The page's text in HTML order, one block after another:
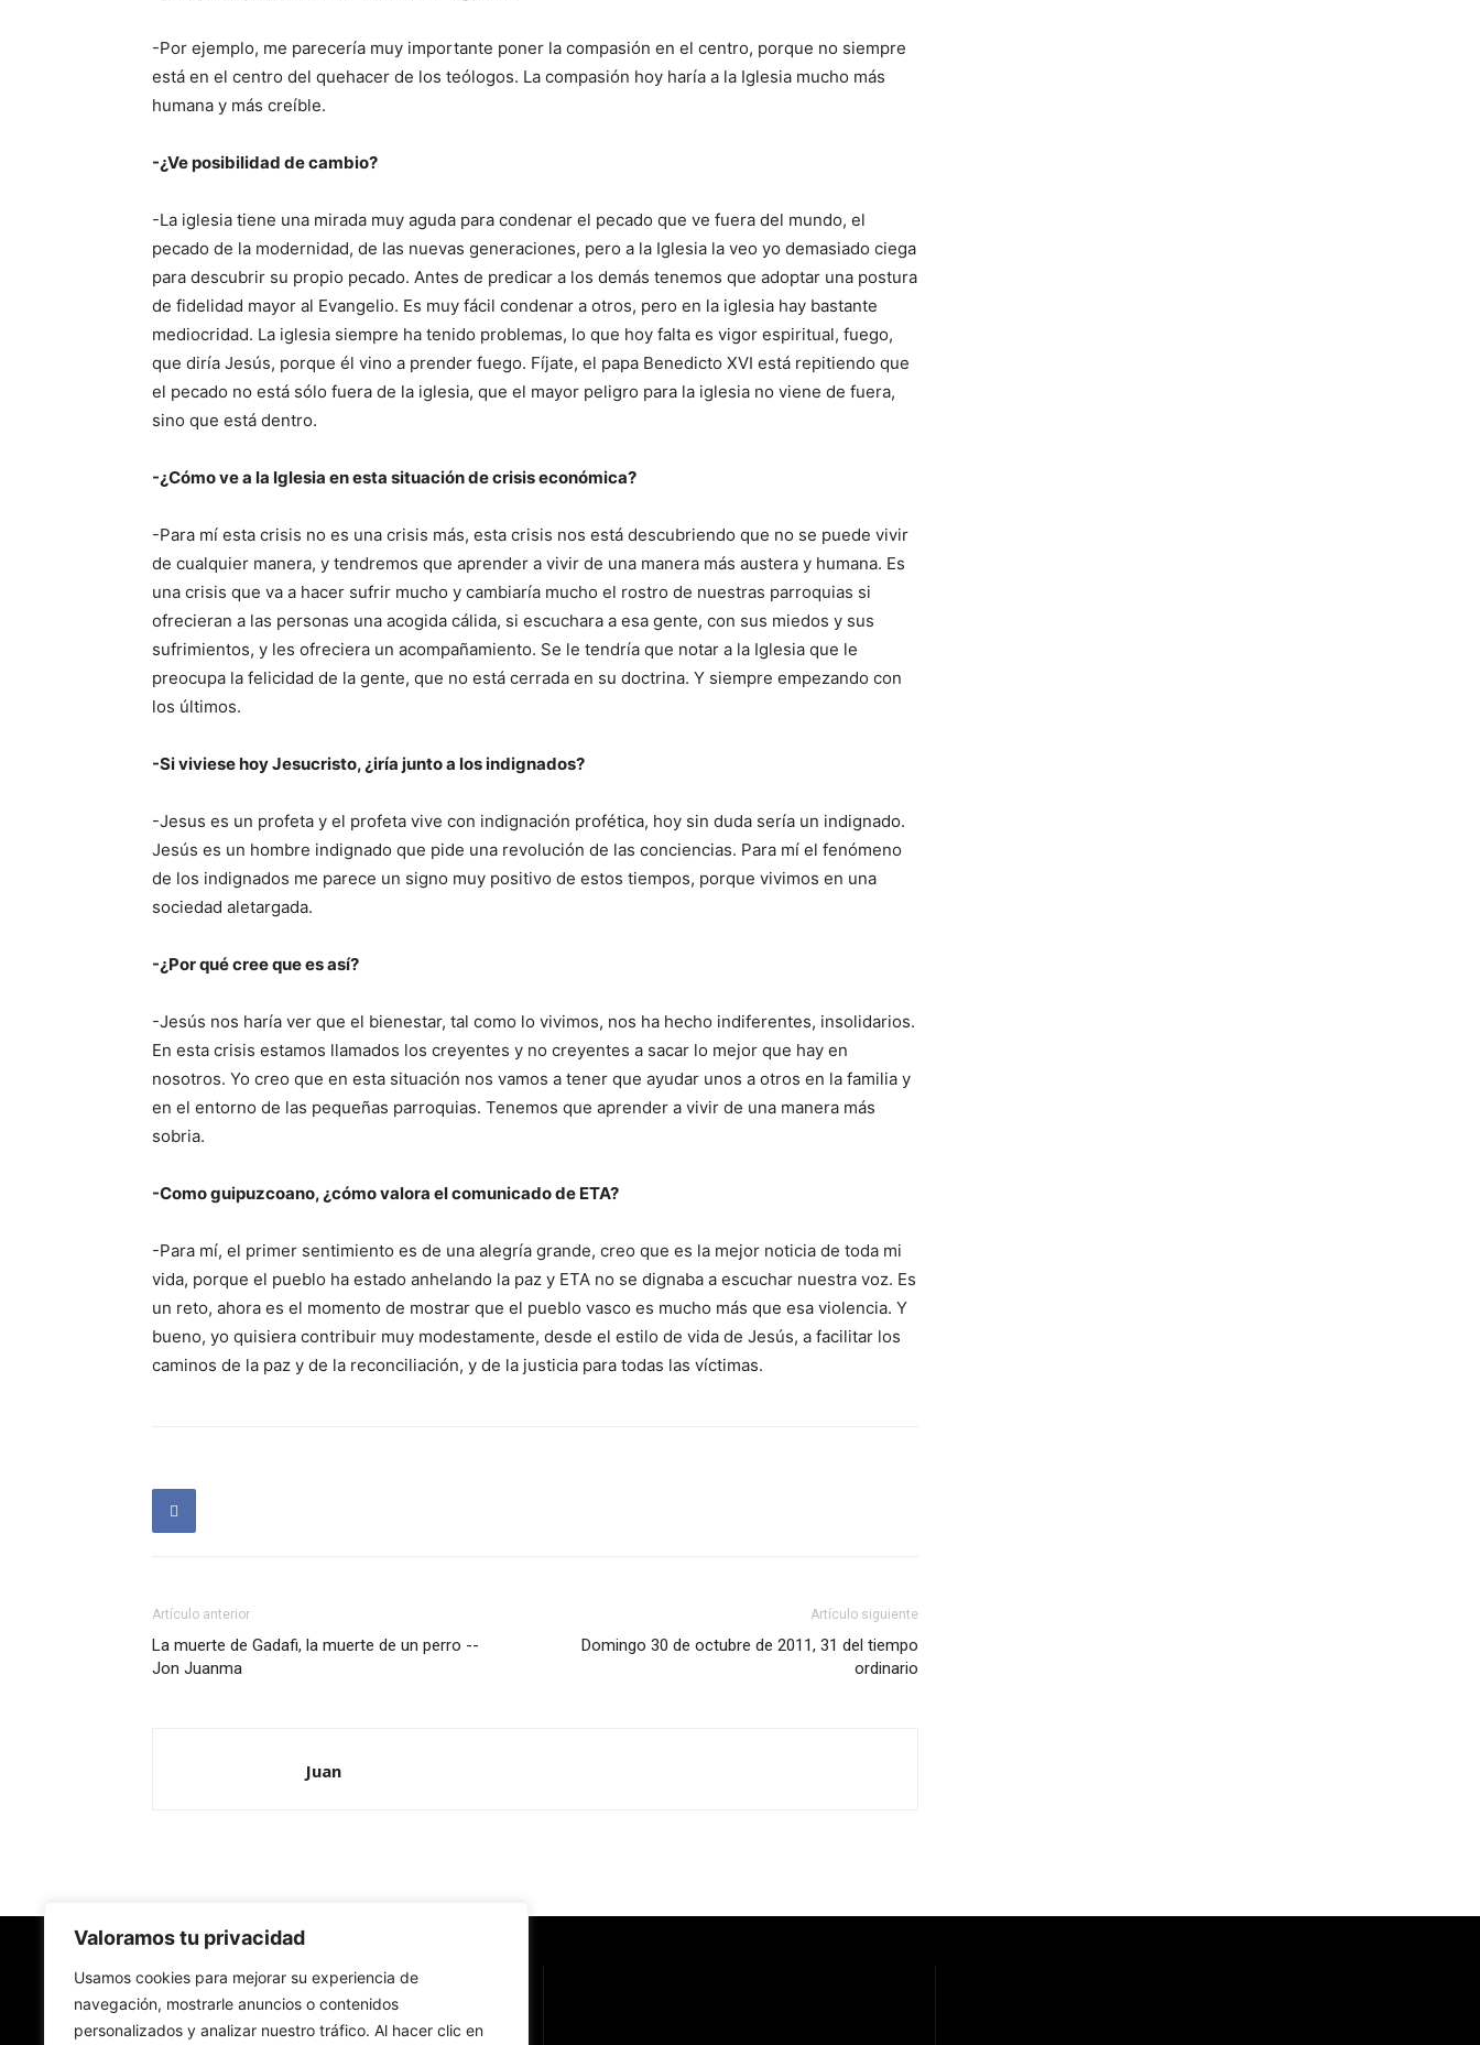
Valoramos tu privacidad
Usamos cookies para mejorar su experiencia de
navegación, mostrarle anuncios o contenidos
personalizados y analizar nuestro tráfico. Al hacer clic en
-Por ejemplo, me parecería muy importante poner la compasión en el centro, porque no siempre
está en el centro del quehacer de los teólogos. La compasión hoy haría a la Iglesia mucho más
humana y más creíble.
-¿Ve posibilidad de cambio?
-La iglesia tiene una mirada muy aguda para condenar el pecado que ve fuera del mundo, el
pecado de la modernidad, de las nuevas generaciones, pero a la Iglesia la veo yo demasiado ciega
para descubrir su propio pecado. Antes de predicar a los demás tenemos que adoptar una postura
de fidelidad mayor al Evangelio. Es muy fácil condenar a otros, pero en la iglesia hay bastante
mediocridad. La iglesia siempre ha tenido problemas, lo que hoy falta es vigor espiritual, fuego,
que diría Jesús, porque él vino a prender fuego. Fíjate, el papa Benedicto XVI está repitiendo que
el pecado no está sólo fuera de la iglesia, que el mayor peligro para la iglesia no viene de fuera,
sino que está dentro.
-¿Cómo ve a la Iglesia en esta situación de crisis económica?
-Para mí esta crisis no es una crisis más, esta crisis nos está descubriendo que no se puede vivir
de cualquier manera, y tendremos que aprender a vivir de una manera más austera y humana. Es
una crisis que va a hacer sufrir mucho y cambiaría mucho el rostro de nuestras parroquias si
ofrecieran a las personas una acogida cálida, si escuchara a esa gente, con sus miedos y sus
sufrimientos, y les ofreciera un acompañamiento. Se le tendría que notar a la Iglesia que le
preocupa la felicidad de la gente, que no está cerrada en su doctrina. Y siempre empezando con
los últimos.
-Si viviese hoy Jesucristo, ¿iría junto a los indignados?
-Jesus es un profeta y el profeta vive con indignación profética, hoy sin duda sería un indignado.
Jesús es un hombre indignado que pide una revolución de las conciencias. Para mí el fenómeno
de los indignados me parece un signo muy positivo de estos tiempos, porque vivimos en una
sociedad aletargada.
-¿Por qué cree que es así?
-Jesús nos haría ver que el bienestar, tal como lo vivimos, nos ha hecho indiferentes, insolidarios.
En esta crisis estamos llamados los creyentes y no creyentes a sacar lo mejor que hay en
nosotros. Yo creo que en esta situación nos vamos a tener que ayudar unos a otros en la familia y
en el entorno de las pequeñas parroquias. Tenemos que aprender a vivir de una manera más
sobria.
-Como guipuzcoano, ¿cómo valora el comunicado de ETA?
-Para mí, el primer sentimiento es de una alegría grande, creo que es la mejor noticia de toda mi
vida, porque el pueblo ha estado anhelando la paz y ETA no se dignaba a escuchar nuestra voz. Es
un reto, ahora es el momento de mostrar que el pueblo vasco es mucho más que esa violencia. Y
bueno, yo quisiera contribuir muy modestamente, desde el estilo de vida de Jesús, a facilitar los
caminos de la paz y de la reconciliación, y de la justicia para todas las víctimas.
Artículo anterior
La muerte de Gadafi, la muerte de un perro --
Jon Juanma
Artículo siguiente
Domingo 30 de octubre de 2011, 31 del tiempo
ordinario
Juan
Redes Cristianas